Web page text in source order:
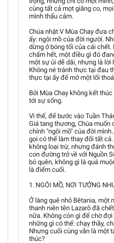
cùng tất cả mọt giằng co,
mình thấu cảm.
Chúa nhật V Mùa Chay đưa
ấy: ngôi mồ của đời người.
dừng ở bóng tối của cái
chấm hết, một điều gì đó
một sự ủi dễ dãi, nhưng là lời
Không né tránh thực tại đau
thực tại ấy để mở một lối
Bởi Mùa Chay không kết
tới sự sống.
Vì thế, để bước vào Tuần
Giá tang thương, Chúa muốn
chính "ngôi mồ" của đời
gọi có thể làm thay đổi tất
không loại trừ, nhưng đánh
con đường trở về với Nguồn
bỏ quên, không gì là quá
là điểm cuối.
1. NGÔI MỒ, NƠI TƯỞNG
Ở làng quê nhỏ Bêtania, một
thanh niên tên Lazarô đã
nữa. Không còn gì để chờ
những gì có thể: chạy thầy,
Nhưng cuối cùng vẫn là một
thúc?